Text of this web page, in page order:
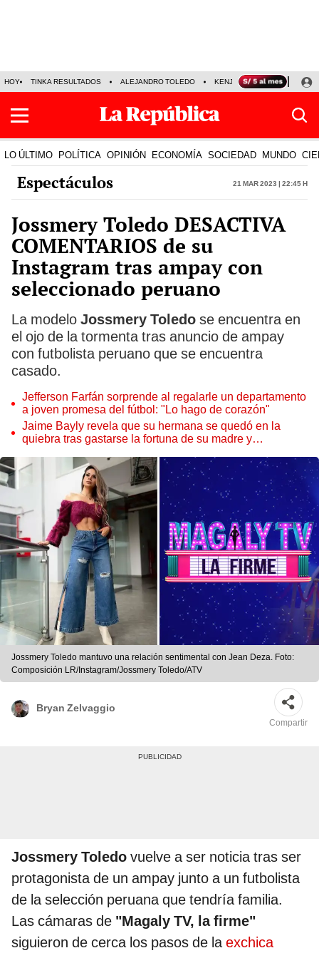
HOY TINKA RESULTADOS ALEJANDRO TOLEDO KENJI FUJIMORI
LO ÚLTIMO POLÍTICA OPINIÓN ECONOMÍA SOCIEDAD MUNDO
Espectáculos 21 Mar 2023 | 22:45 h
Jossmery Toledo DESACTIVA
COMENTARIOS de su
Instagram tras ampay con
seleccionado peruano
La modelo Jossmery Toledo se encuentra en
el ojo de la tormenta tras anuncio de ampay
con futbolista peruano que se encuentra
casado.
Jefferson Farfán sorprende al regalarle un departamento
a joven promesa del fútbol: "Lo hago de corazón"
Jaime Bayly revela que su hermana se quedó en la
quiebra tras gastarse la fortuna de su madre y
Jossmery Toledo mantuvo una relación sentimental con Jean Deza. Foto:
Composición LR/Instagram/Jossmery Toledo/ATV
Bryan Zelvaggio
Compartir
Jossmery Toledo vuelve a ser noticia tras ser
protagonista de un ampay junto a un futbolista
de la selección peruana que tendría familia.
Las cámaras de "Magaly TV, la firme"
siguieron de cerca los pasos de laexchica